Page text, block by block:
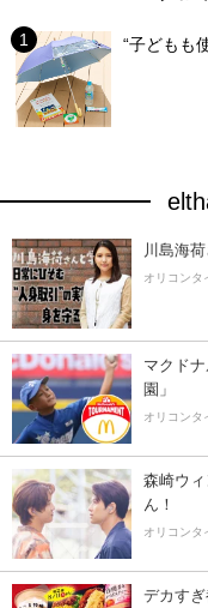
“子どもも
川島海
オリコンタ
マクド
園」
オリコンタ
森崎ウィ
ん！
オリコンタ
デカす